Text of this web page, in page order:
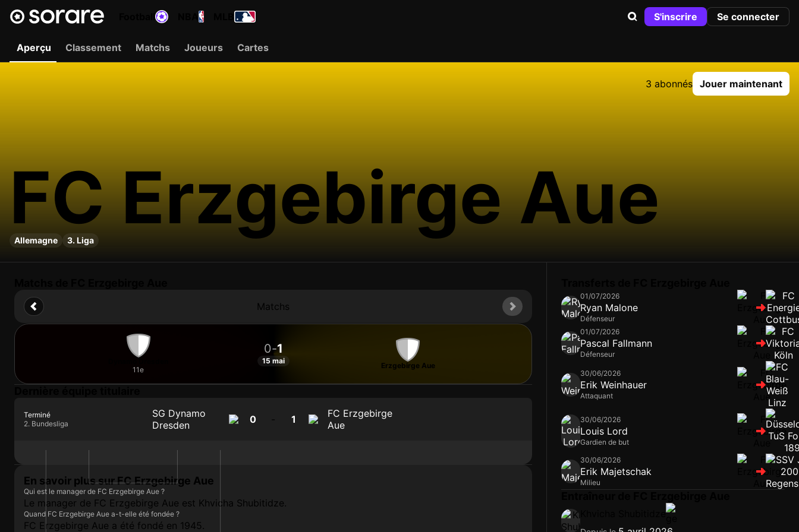
S'inscrire Se connecter
Aperçu Classement Matchs Joueurs Cartes
3 abonnés Jouer maintenant
FC Erzgebirge Aue
Allemagne 3. Liga
Matchs
11e
0-1
15 mai
Erzgebirge Aue
Terminé
2. Bundesliga
SG Dynamo
Dresden
0 1
FC Erzgebirge
Aue
En savoir plus sur FC Erzgebirge Aue
Qui est le manager de FC Erzgebirge Aue ?
Le manager de FC Erzgebirge Aue est Khvicha Shubitidze.
Quand FC Erzgebirge Aue a-t-elle été fondée ?
FC Erzgebirge Aue a été fondé en 1945.
01/07/2026
Ryan Malone
Défenseur
01/07/2026
Pascal Fallmann
Défenseur
30/06/2026
Erik Weinhauer
Attaquant
30/06/2026
Louis Lord
Gardien de but
30/06/2026
Erik Majetschak
Milieu